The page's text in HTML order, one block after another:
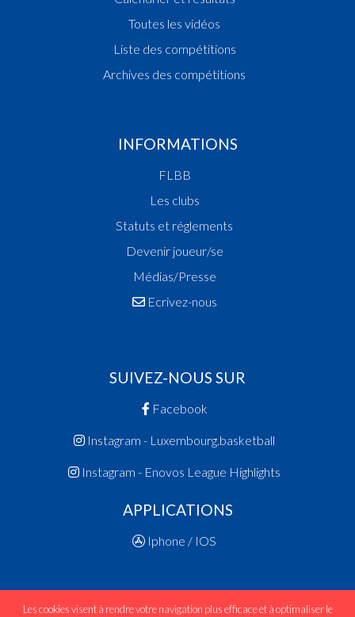
Toutes les vidéos
Liste des compétitions
Archives des compétitions
INFORMATIONS
FLBB
Les clubs
Statuts et réglements
Devenir joueur/se
Médias/Presse
Ecrivez-nous
SUIVEZ-NOUS SUR
Facebook
Instagram - Luxembourg.basketball
Instagram - Enovos League Highlights
APPLICATIONS
Iphone / IOS
Les cookies visent à rendre votre navigation plus efficace et à optimaliser le